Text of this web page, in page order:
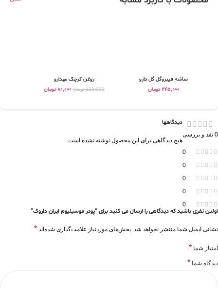
ساشه فیبروگل گل دارو
245,000 تومان
روغن کرچک مهدارو
132,000 تومان 80,000 تومان
0 نقد و بررسی
0
0
0
0
0
دیدگاهها
هیچ دیدگاهی برای این محصول نوشته نشده است.
اولین نفری باشید که دیدگاهی را ارسال می کنید برای “پودر موسیلیوم ایران داروک”
نشانی ایمیل شما منتشر نخواهد شد. بخش‌های موردنیاز علامت‌گذاری شده‌اند *
امتیاز شما *
دیدگاه شما *